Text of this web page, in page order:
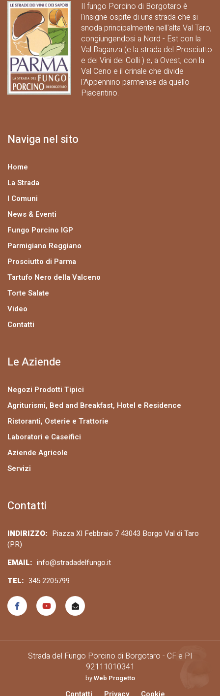
Il fungo Porcino di Borgotaro è
l'insigne ospite di una strada che si
snoda principalmente nell'alta Val Taro,
congiungendosi a Nord - Est con la
Val Baganza (e la strada del Prosciutto
e dei Vini dei Colli ) e, a Ovest, con la
Val Ceno e il crinale che divide
l'Appennino parmense da quello
Piacentino.
Naviga nel sito
Home
La Strada
I Comuni
News & Eventi
Fungo Porcino IGP
Parmigiano Reggiano
Prosciutto di Parma
Tartufo Nero della Valceno
Torte Salate
Video
Contatti
Le Aziende
Negozi Prodotti Tipici
Agriturismi, Bed and Breakfast, Hotel e Residence
Ristoranti, Osterie e Trattorie
Laboratori e Caseifici
Aziende Agricole
Servizi
Contatti
INDIRIZZO: Piazza XI Febbraio 7 43043 Borgo Val di Taro
(PR)
EMAIL: info@stradadelfungo.it
TEL: 345 2205799
Strada del Fungo Porcino di Borgotaro - CF e PI
92111010341
byWeb Progetto